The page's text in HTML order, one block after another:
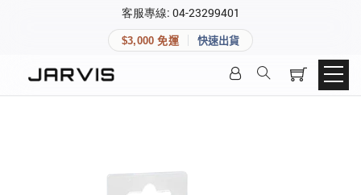
客服專線: 04-23299401
$3,000 免運 快速出貨
快速連結
登入後可查看訂單、會員資料與收藏清單。